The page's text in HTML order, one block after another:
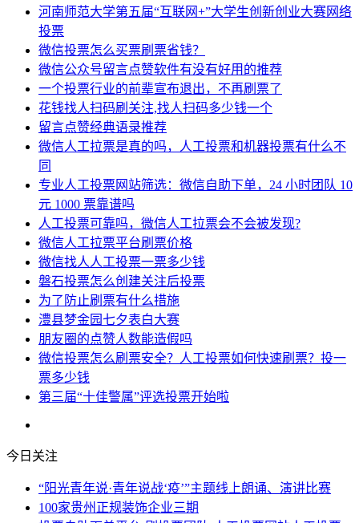
河南师范大学第五届“互联网+”大学生创新创业大赛网络
投票
微信投票怎么买票刷票省钱？
微信公众号留言点赞软件有没有好用的推荐
一个投票行业的前辈宣布退出，不再刷票了
花钱找人扫码刷关注,找人扫码多少钱一个
留言点赞经典语录推荐
微信人工拉票是真的吗，人工投票和机器投票有什么不
同
专业人工投票网站筛选：微信自助下单，24 小时团队 10
元 1000 票靠谱吗
人工投票可靠吗，微信人工拉票会不会被发现?
微信人工拉票平台刷票价格
微信找人人工投票一票多少钱
磐石投票怎么创建关注后投票
为了防止刷票有什么措施
澧县梦金园七夕表白大赛
朋友圈的点赞人数能造假吗
微信投票怎么刷票安全？人工投票如何快速刷票？投一
票多少钱
第三届“十佳警属”评选投票开始啦
今日关注
“阳光青年说·青年说战‘疫’”主题线上朗诵、演讲比赛
100家贵州正规装饰企业三期